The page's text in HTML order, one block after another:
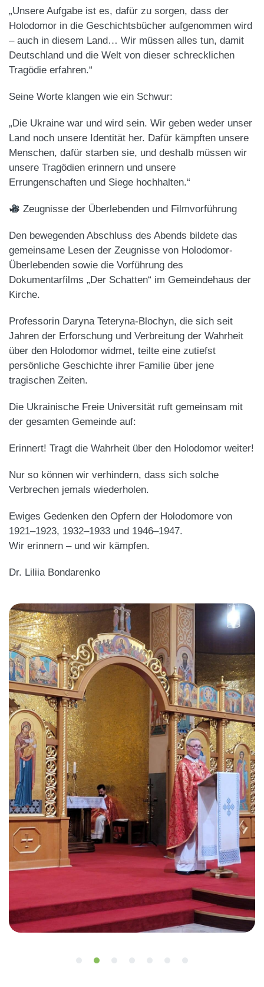
„Unsere Aufgabe ist es, dafür zu sorgen, dass der
Holodomor in die Geschichtsbücher aufgenommen wird
– auch in diesem Land… Wir müssen alles tun, damit
Deutschland und die Welt von dieser schrecklichen
Tragödie erfahren.“
Seine Worte klangen wie ein Schwur:
„Die Ukraine war und wird sein. Wir geben weder unser
Land noch unsere Identität her. Dafür kämpften unsere
Menschen, dafür starben sie, und deshalb müssen wir
unsere Tragödien erinnern und unsere
Errungenschaften und Siege hochhalten.“
Zeugnisse der Überlebenden und Filmvorführung
Den bewegenden Abschluss des Abends bildete das
gemeinsame Lesen der Zeugnisse von Holodomor-
Überlebenden sowie die Vorführung des
Dokumentarfilms „Der Schatten“ im Gemeindehaus der
Kirche.
Professorin Daryna Teteryna-Blochyn, die sich seit
Jahren der Erforschung und Verbreitung der Wahrheit
über den Holodomor widmet, teilte eine zutiefst
persönliche Geschichte ihrer Familie über jene
tragischen Zeiten.
Die Ukrainische Freie Universität ruft gemeinsam mit
der gesamten Gemeinde auf:
Erinnert! Tragt die Wahrheit über den Holodomor weiter!
Nur so können wir verhindern, dass sich solche
Verbrechen jemals wiederholen.
Ewiges Gedenken den Opfern der Holodomore von
1921–1923, 1932–1933 und 1946–1947.
Wir erinnern – und wir kämpfen.
Dr. Liliia Bondarenko